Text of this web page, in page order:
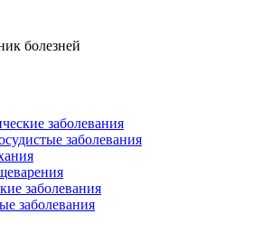
болезней
заболевания
заболевания
заболевания
заболевания